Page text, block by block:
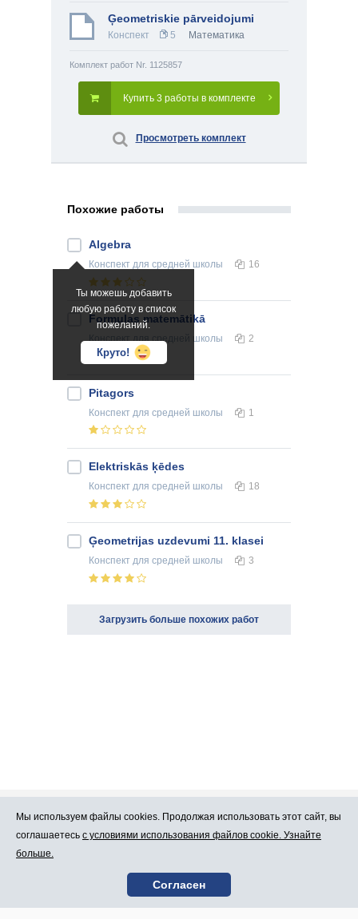
Ģeometriskie pārveidojumi
Конспект 5 Математика
Комплект работ Nr. 1125857
Купить 3 работы в комплекте
Просмотреть комплект
Похожие работы
Ты можешь добавить
любую работу в список
пожеланий.
Круто!
Algebra
Конспект для средней школы 16
Formulas matemātikā
Конспектдля средней школы 2
Pitagors
Конспект для средней школы 1
Elektriskās ķēdes
Конспект для средней школы 18
Ģeometrijas uzdevumi 11. klasei
Конспект для средней школы 3
Загрузить больше похожих работ
Про Atlants.lv Реклама
Контакты
Условия
пользования
Мы используем файлы cookies. Продолжая использовать этот сайт, вы
соглашаетесь с условиями использования файлов cookie. Узнайте
больше.
Согласен